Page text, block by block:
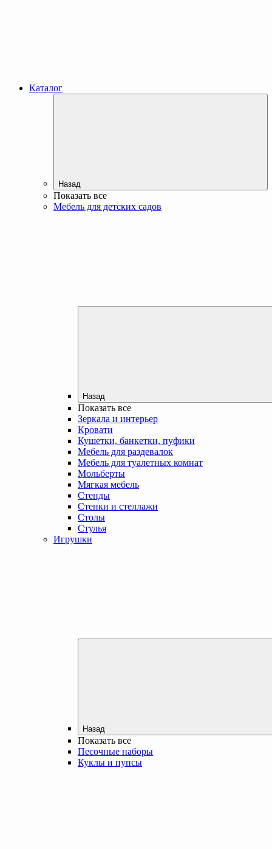
Каталог
Назад
Показать все
Мебель для детских садов
Назад
Показать все
Зеркала и интерьер
Кровати
Кушетки, банкетки, пуфики
Мебель для раздевалок
Мебель для туалетных комнат
Мольберты
Мягкая мебель
Стенды
Стенки и стеллажи
Столы
Стулья
Игрушки
Назад
Показать все
Песочные наборы
Куклы и пупсы